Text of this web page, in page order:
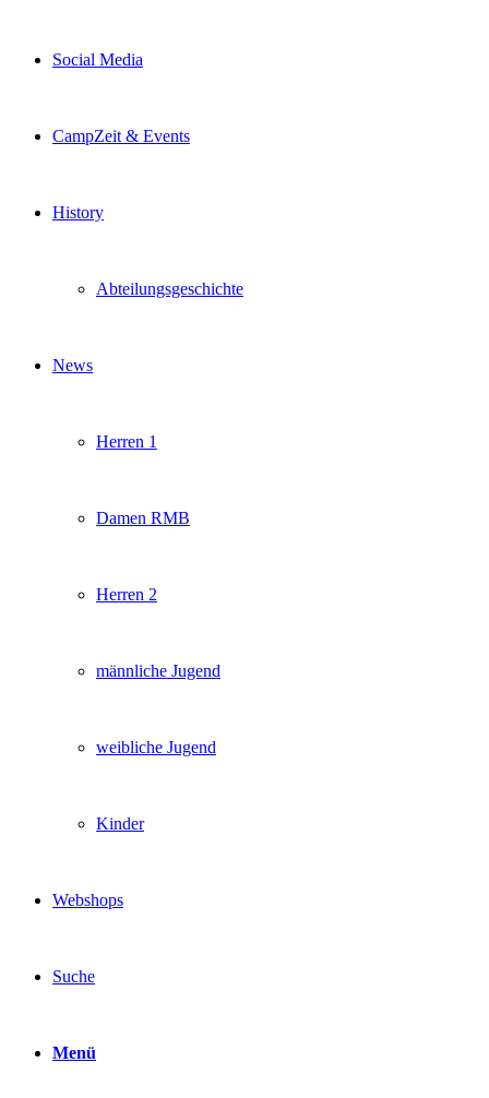
Social Media
CampZeit & Events
History
Abteilungsgeschichte
News
Herren 1
Damen RMB
Herren 2
männliche Jugend
weibliche Jugend
Kinder
Webshops
Suche
Menü